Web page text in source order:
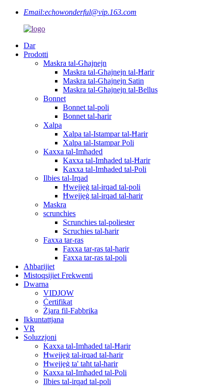
Email:echowonderful@vip.163.com
Dar
Prodotti
Maskra tal-Għajnejn
Maskra tal-Għajnejn tal-Ħarir
Maskra tal-Għajnejn Satin
Maskra tal-Għajnejn tal-Bellus
Bonnet
Bonnet tal-poli
Bonnet tal-ħarir
Xalpa
Xalpa tal-Istampar tal-Ħarir
Xalpa tal-Istampar Poli
Kaxxa tal-Imħaded
Kaxxa tal-Imħaded tal-Ħarir
Kaxxa tal-Imħaded tal-Poli
Ilbies tal-Irqad
Ħwejjeġ tal-irqad tal-poli
Ħwejjeġ tal-irqad tal-ħarir
Maskra
scrunchies
Scrunchies tal-poliester
Scruchies tal-ħarir
Faxxa tar-ras
Faxxa tar-ras tal-ħarir
Faxxa tar-ras tal-poli
Aħbarijiet
Mistoqsijiet Frekwenti
Dwarna
VIDJOW
Ċertifikat
Żjara fil-Fabbrika
Ikkuntattjana
VR
Soluzzjoni
Kaxxa tal-Imħaded tal-Ħarir
Ħwejjeġ tal-irqad tal-ħarir
Ħwejjeġ ta' taħt tal-ħarir
Kaxxa tal-Imħaded tal-Poli
Ilbies tal-irqad tal-poli